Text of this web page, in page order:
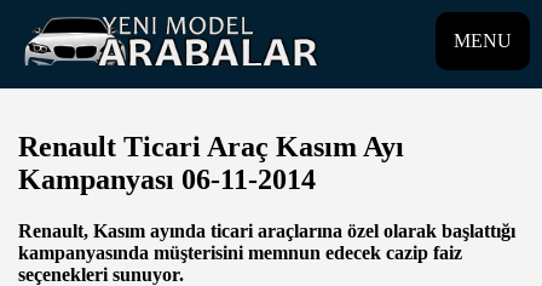
MENU
Renault Ticari Araç Kasım Ayı
Kampanyası 06-11-2014
Renault, Kasım ayında ticari araçlarına özel olarak başlattığı
kampanyasında müşterisini memnun edecek cazip faiz
seçenekleri sunuyor.